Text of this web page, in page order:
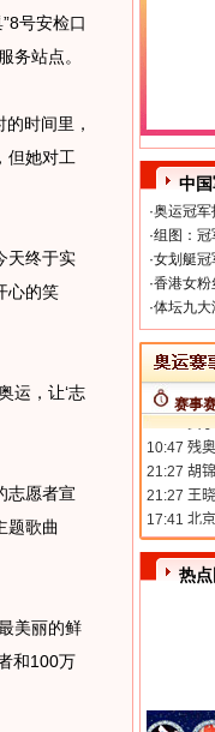
号安检口
务站点。
时间里，
但她对工
天终于实
心的笑
运，让‘志
志愿者宣
题歌曲
美丽的鲜
和100万
中国
·奥运冠
·组图：冠
·女划艇
·香港女粉
·体坛九
赛事
热